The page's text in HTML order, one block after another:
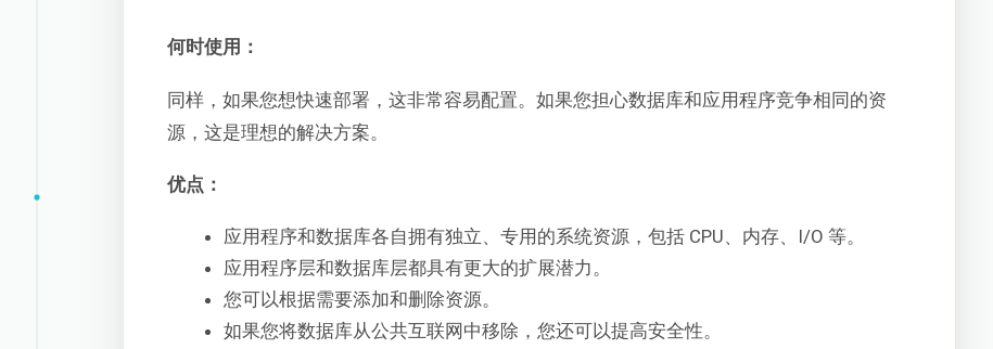
何时使用：
同样，如果您想快速部署，这非常容易配置。如果您担心数据库和应用程序竞争相同的资
源，这是理想的解决方案。
优点：
应用程序和数据库各自拥有独立、专用的系统资源，包括 CPU、内存、I/O 等。
应用程序层和数据库层都具有更大的扩展潜力。
您可以根据需要添加和删除资源。
如果您将数据库从公共互联网中移除，您还可以提高安全性。